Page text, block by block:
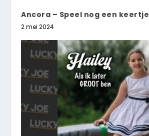
Ancora – Speel nog een keertje
2 mei 2024